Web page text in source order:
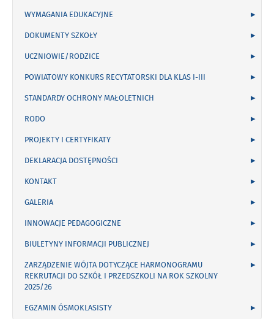
WYMAGANIA EDUKACYJNE
DOKUMENTY SZKOŁY
UCZNIOWIE/RODZICE
POWIATOWY KONKURS RECYTATORSKI DLA KLAS I-III
STANDARDY OCHRONY MAŁOLETNICH
RODO
PROJEKTY I CERTYFIKATY
DEKLARACJA DOSTĘPNOŚCI
KONTAKT
GALERIA
INNOWACJE PEDAGOGICZNE
BIULETYNY INFORMACJI PUBLICZNEJ
ZARZĄDZENIE WÓJTA DOTYCZĄCE HARMONOGRAMU
REKRUTACJI DO SZKÓŁ I PRZEDSZKOLI NA ROK SZKOLNY
2025/26
EGZAMIN ÓSMOKLASISTY